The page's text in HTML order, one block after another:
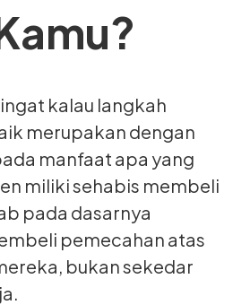
kalau langkah
merupakan dengan
manfaat apa yang
miliki sehabis membeli
pada dasarnya
pemecahan atas
bukan sekedar